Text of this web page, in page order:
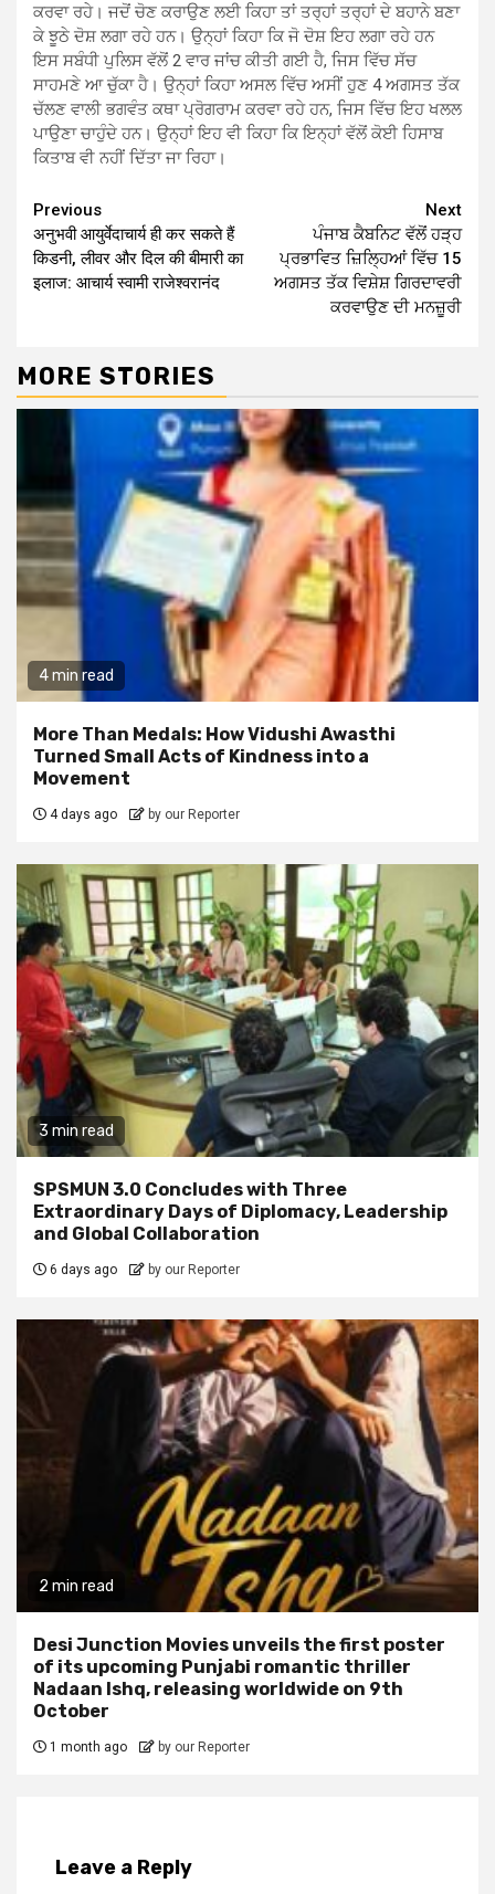
ਕਰਵਾ ਰਹੇ। ਜਦੋਂ ਚੋਣ ਕਰਾਉਣ ਲਈ ਕਿਹਾ ਤਾਂ ਤਰ੍ਹਾਂ ਤਰ੍ਹਾਂ ਦੇ ਬਹਾਨੇ ਬਣਾ
ਕੇ ਝੂਠੇ ਦੋਸ਼ ਲਗਾ ਰਹੇ ਹਨ। ਉਨ੍ਹਾਂ ਕਿਹਾ ਕਿ ਜੋ ਦੋਸ਼ ਇਹ ਲਗਾ ਰਹੇ ਹਨ
ਇਸ ਸਬੰਧੀ ਪੁਲਿਸ ਵੱਲੋਂ 2 ਵਾਰ ਜਾਂਚ ਕੀਤੀ ਗਈ ਹੈ, ਜਿਸ ਵਿੱਚ ਸੱਚ
ਸਾਹਮਣੇ ਆ ਚੁੱਕਾ ਹੈ। ਉਨ੍ਹਾਂ ਕਿਹਾ ਅਸਲ ਵਿੱਚ ਅਸੀਂ ਹੁਣ 4 ਅਗਸਤ ਤੱਕ
ਚੱਲਣ ਵਾਲੀ ਭਗਵੰਤ ਕਥਾ ਪ੍ਰੋਗਰਾਮ ਕਰਵਾ ਰਹੇ ਹਨ, ਜਿਸ ਵਿੱਚ ਇਹ ਖਲਲ
ਪਾਉਣਾ ਚਾਹੁੰਦੇ ਹਨ। ਉਨ੍ਹਾਂ ਇਹ ਵੀ ਕਿਹਾ ਕਿ ਇਨ੍ਹਾਂ ਵੱਲੋਂ ਕੋਈ ਹਿਸਾਬ
ਕਿਤਾਬ ਵੀ ਨਹੀਂ ਦਿੱਤਾ ਜਾ ਰਿਹਾ।
Continue
Reading
Previous
अनुभवी आयुर्वेदाचार्य ही कर सकते हैं
किडनी, लीवर और दिल की बीमारी का
इलाज: आचार्य स्वामी राजेश्वरानंद
Next
ਪੰਜਾਬ ਕੈਬਨਿਟ ਵੱਲੋਂ ਹੜ੍ਹ
ਪ੍ਰਭਾਵਿਤ ਜ਼ਿਲ੍ਹਿਆਂ ਵਿੱਚ 15
ਅਗਸਤ ਤੱਕ ਵਿਸ਼ੇਸ਼ ਗਿਰਦਾਵਰੀ
ਕਰਵਾਉਣ ਦੀ ਮਨਜ਼ੂਰੀ
MORE STORIES
4 min read
More Than Medals: How Vidushi Awasthi
Turned Small Acts of Kindness into a
Movement
4 days ago by our Reporter
3 min read
SPSMUN 3.0 Concludes with Three
Extraordinary Days of Diplomacy, Leadership
and Global Collaboration
6 days ago by our Reporter
2 min read
Desi Junction Movies unveils the first poster
of its upcoming Punjabi romantic thriller
Nadaan Ishq, releasing worldwide on 9th
October
1 month ago by our Reporter
Leave a Reply